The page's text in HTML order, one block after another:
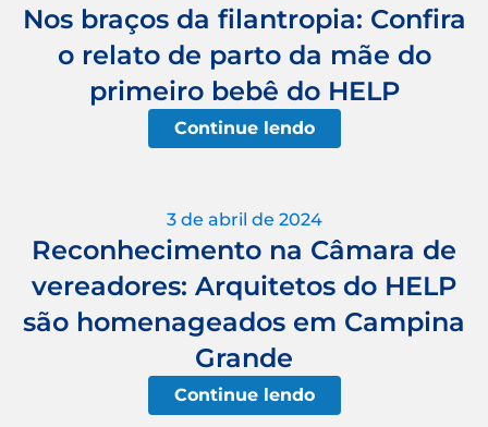
Nos braços da filantropia: Confira
o relato de parto da mãe do
primeiro bebê do HELP
Continue lendo
3 de abril de 2024
Reconhecimento na Câmara de
vereadores: Arquitetos do HELP
são homenageados em Campina
Grande
Continue lendo